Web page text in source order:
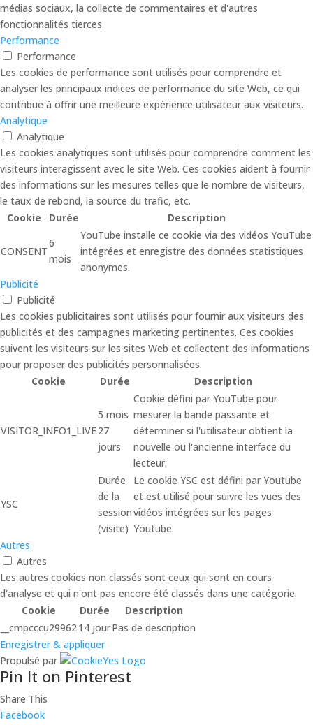
médias sociaux, la collecte de commentaires et d'autres
fonctionnalités tierces.
Performance
Performance
Les cookies de performance sont utilisés pour comprendre et
analyser les principaux indices de performance du site Web, ce qui
contribue à offrir une meilleure expérience utilisateur aux visiteurs.
Analytique
Analytique
Les cookies analytiques sont utilisés pour comprendre comment les
visiteurs interagissent avec le site Web. Ces cookies aident à fournir
des informations sur les mesures telles que le nombre de visiteurs,
le taux de rebond, la source du trafic, etc.
Cookie
Durée Description
CONSENT
6
mois
YouTube installe ce cookie via des vidéos YouTube
intégrées et enregistre des données statistiques
anonymes.
Publicité
Publicité
Les cookies publicitaires sont utilisés pour fournir aux visiteurs des
publicités et des campagnes marketing pertinentes. Ces cookies
suivent les visiteurs sur les sites Web et collectent des informations
pour proposer des publicités personnalisées.
Cookie
Durée Description
VISITOR_INFO1_LIVE
5 mois
27
jours
Cookie défini par YouTube pour
mesurer la bande passante et
déterminer si l'utilisateur obtient la
nouvelle ou l'ancienne interface du
lecteur.
YSC
Durée
de la
session
(visite)
Le cookie YSC est défini par Youtube
et est utilisé pour suivre les vues des
vidéos intégrées sur les pages
Youtube.
Autres
Autres
Les autres cookies non classés sont ceux qui sont en cours
d'analyse et qui n'ont pas encore été classés dans une catégorie.
Cookie
Durée
Description
__cmpcccu2996214 jourPas de description
Enregistrer & appliquer
Propulsé par
Pin It on Pinterest
Share This
Facebook